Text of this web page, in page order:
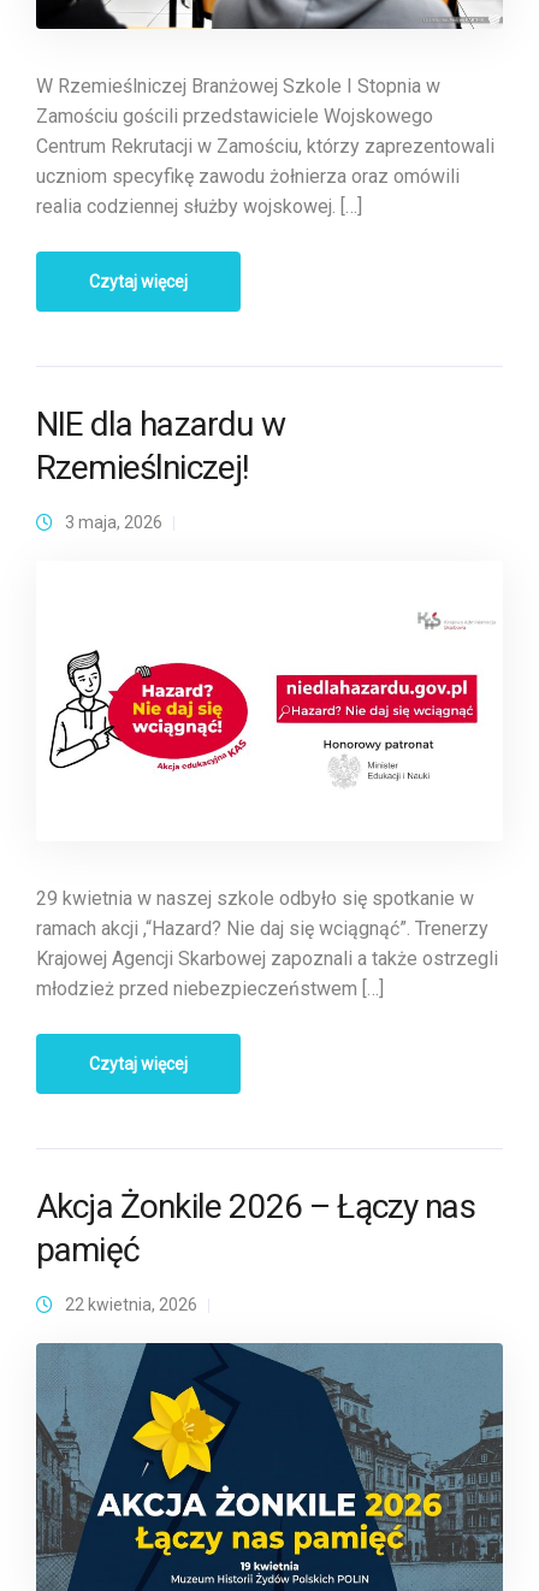
W Rzemieślniczej Branżowej Szkole I Stopnia w
Zamościu gościli przedstawiciele Wojskowego
Centrum Rekrutacji w Zamościu, którzy zaprezentowali
uczniom specyfikę zawodu żołnierza oraz omówili
realia codziennej służby wojskowej. […]
Czytaj więcej
NIE dla hazardu w
Rzemieślniczej!
3 maja, 2026
29 kwietnia w naszej szkole odbyło się spotkanie w
ramach akcji ,“Hazard? Nie daj się wciągnąć”. Trenerzy
Krajowej Agencji Skarbowej zapoznali a także ostrzegli
młodzież przed niebezpieczeństwem […]
Czytaj więcej
Akcja Żonkile 2026 – Łączy nas
pamięć
22 kwietnia, 2026